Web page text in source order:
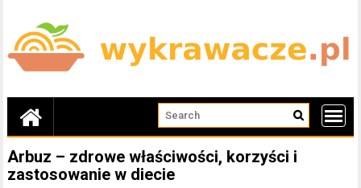
content
Arbuz – zdrowe właściwości, korzyści i
zastosowanie w diecie